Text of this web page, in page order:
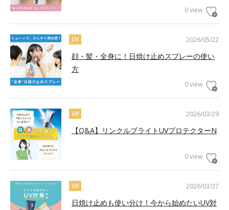
0 view
2026/05/22
UV
顔・髪・全身に！日焼け止めスプレーの使い
方
0 view
2026/03/29
UV
【Q&A】リンクルブライトUVプロテクターN
0 view
2026/03/27
UV
日焼け止めも使い分け！今から始めたいUV対